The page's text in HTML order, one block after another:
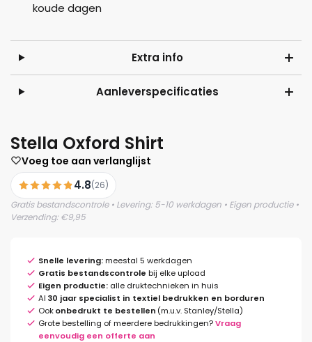
koude dagen
Extra info
Aanleverspecificaties
Stella Oxford Shirt
Voeg toe aan verlanglijst
4.8(26)
Gratis bestandscontrole • Levering: 5-10 werkdagen • Eigen productie •
Verzending: €9,95
Snelle levering:meestal 5 werkdagen
Gratis bestandscontrole bij elke upload
Eigen productie: alle druktechnieken in huis
Al 30 jaar specialist in textiel bedrukken en borduren
Ookonbedrukt te bestellen (m.u.v. Stanley/Stella)
Grote bestelling of meerdere bedrukkingen?Vraag
eenvoudig een offerte aan